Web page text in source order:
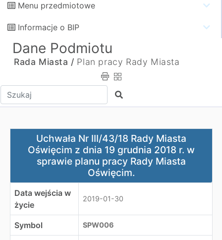
Menu przedmiotowe
Informacje o BIP
Dane Podmiotu
Rada Miasta / Plan pracy Rady Miasta
Wpisz tekst do wyszukania Szukaj
Uchwała Nr III/43/18 Rady Miasta Oświęcim z dnia 19
Uchwała Nr III/43/18 Rady Miasta
Oświęcim z dnia 19 grudnia 2018 r. w
sprawie planu pracy Rady Miasta
Oświęcim.
Data wejścia w
życie
2019-01-30
Symbol SPW006